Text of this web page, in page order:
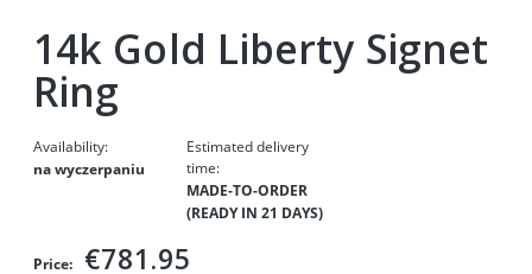
14k Gold Liberty Signet
Ring
Availability:
na wyczerpaniu
Estimated delivery
time:
MADE-TO-ORDER
(READY IN 21 DAYS)
Price: €781.95